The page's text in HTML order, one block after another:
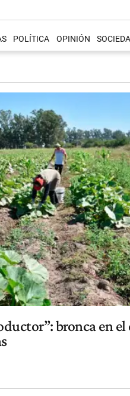
POLÍTICA OPINIÓN
bronca en